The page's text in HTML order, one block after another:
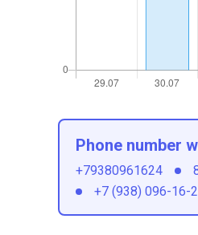
Phone number
+79380961624
+7 (938) 096-16-